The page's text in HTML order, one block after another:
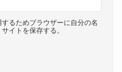
るためブラウザーに自分の名
イトを保存する。